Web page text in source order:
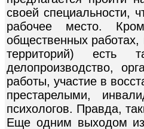
своей специальности,
рабочее место.
общественных
территорий) есть
делопроизводство,
работы, участие в
престарелыми,
психологов. Правда,
Еще одним выходом из